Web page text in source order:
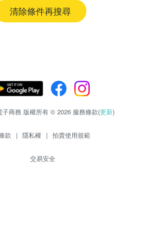
清除條件再搜尋
子商務 版權所有 © 2026 服務條款(更新)
款 | 隱私權 | 拍賣使用規範
交易安全